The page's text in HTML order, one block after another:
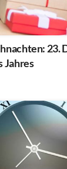
23.
Jahres